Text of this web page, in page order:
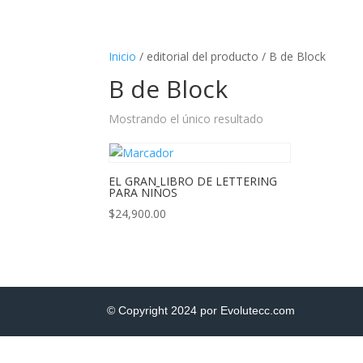
Inicio / editorial del producto / B de Block
B de Block
Mostrando el único resultado
EL GRAN LIBRO DE LETTERING
PARA NIÑOS
$24,900.00
© Copyright 2024 por Evolutecc.com